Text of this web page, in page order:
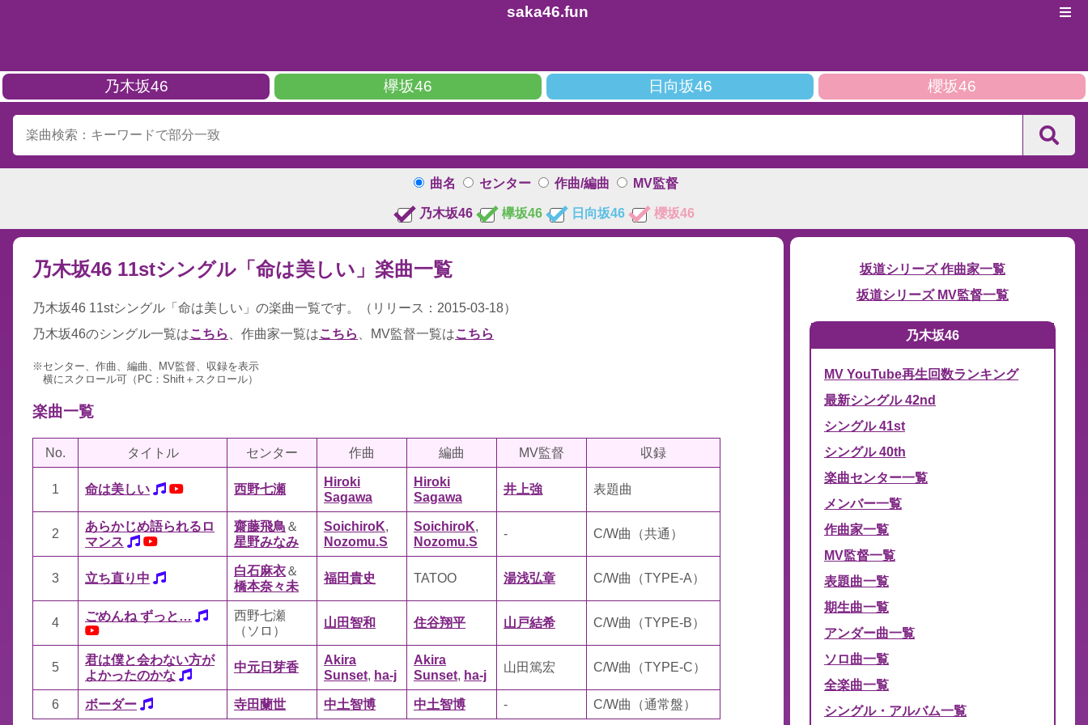
saka46.fun
乃木坂46 欅坂46 日向坂46 櫻坂46
曲名 センター 作曲/編曲 MV監督
乃木坂46 欅坂46 日向坂46 櫻坂46
乃木坂46 11stシングル「命は美しい」楽曲一覧
乃木坂46 11stシングル「命は美しい」の楽曲一覧です。（リリース：2015-03-18）
乃木坂46のシングル一覧はこちら 、作曲家一覧はこちら 、MV監督一覧はこちら
※センター、作曲、編曲、MV監督、収録を表示
横にスクロール可（PC：Shift＋スクロール）
楽曲一覧
No. タイトル センター 作曲 編曲 MV監督 収録
1 命は美しい 西野七瀬
Hiroki
Sagawa
Hiroki
Sagawa
井上強 表題曲
2
あらかじめ語られるロ
マンス
齋藤飛鳥 ＆
星野みなみ
SoichiroK,
Nozomu.S
SoichiroK,
Nozomu.S
- C/W曲（共通）
3 立ち直り中
白石麻衣＆
橋本奈々未
福田貴史 TATOO 湯浅弘章 C/W曲（TYPE-A）
4 ごめんね ずっと…
西野七瀬
（ソロ）
山田智和 住谷翔平 山戸結希 C/W曲（TYPE-B）
5
君は僕と会わない方が
よかったのかな
中元日芽香
Akira
Sunset, ha-j
Akira
Sunset, ha-j
山田篤宏 C/W曲（TYPE-C）
6 ボーダー 寺田蘭世 中土智博 中土智博 - C/W曲（通常盤）
坂道シリーズ 作曲家一覧
坂道シリーズ MV監督一覧
乃木坂46
MV YouTube再生回数ランキング
最新シングル 42nd
シングル 41st
シングル 40th
楽曲センター一覧
メンバー一覧
作曲家一覧
MV監督一覧
表題曲一覧
期生曲一覧
アンダー曲一覧
ソロ曲一覧
全楽曲一覧
シングル・アルバム一覧